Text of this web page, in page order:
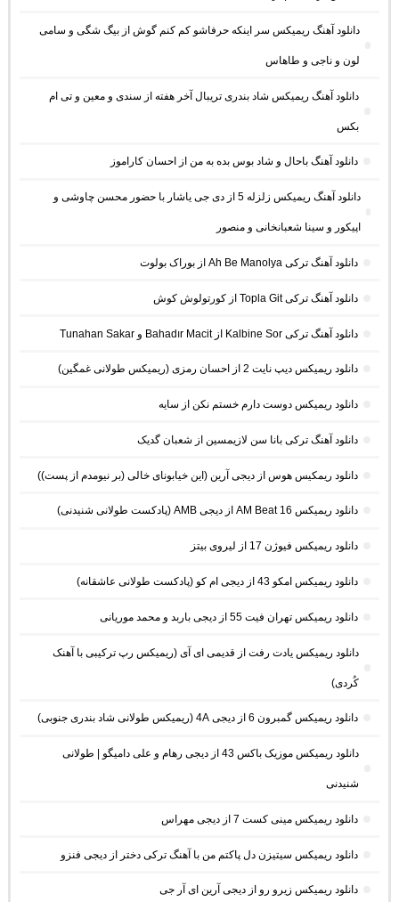
دانلود آهنگ ریمیکس سر اینکه حرفاشو کم کنم گوش از بیگ شگی و سامی
لون و ناجی و طاهاس
دانلود آهنگ ریمیکس شاد بندری تریبال آخر هفته از سندی و معین و تی ام
بکس
دانلود آهنگ باحال و شاد بوس بده به من از احسان کاراموز
دانلود آهنگ ریمیکس زلزله 5 از دی جی یاشار با حضور محسن چاوشی و
اپیکور و سینا شعبانخانی و منصور
دانلود آهنگ ترکی Ah Be Manolya از بوراک بولوت
دانلود آهنگ ترکی Topla Git از کورتولوش کوش
دانلود آهنگ ترکی Kalbine Sor از Bahadır Macit و Tunahan Sakar
دانلود ریمیکس دیپ نایت 2 از احسان رمزی (ریمیکس طولانی غمگین)
دانلود ریمیکس دوست دارم خستم نکن از سایه
دانلود آهنگ ترکی بانا سن لازیمسین از شعبان گدیک
دانلود ریمکیس هوس از دیجی آرین (این خیابونای خالی (بر نیومدم از پست))
دانلود ریمیکس AM Beat 16 از دیجی AMB (پادکست طولانی شنیدنی)
دانلود ریمیکس فیوژن 17 از لیروی بیتز
دانلود ریمیکس امکو 43 از دیجی ام کو (پادکست طولانی عاشقانه)
دانلود ریمیکس تهران فیت 55 از دیجی باربد و محمد موریانی
دانلود ریمیکس یادت رفت از قدیمی ای آی (ریمیکس رپ ترکیبی با آهنک
کُردی)
دانلود ریمیکس گمبرون 6 از دیجی 4A (ریمیکس طولانی شاد بندری جنوبی)
دانلود ریمیکس موزیک باکس 43 از دیجی رهام و علی دامیگو | طولانی
شنیدنی
دانلود ریمیکس مینی کست 7 از دیجی مهراس
دانلود ریمیکس سیتیزن دل پاکتم من با آهنگ ترکی دختر از دیجی فنزو
دانلود ریمیکس زیرو رو از دیجی آرین ای آر جی